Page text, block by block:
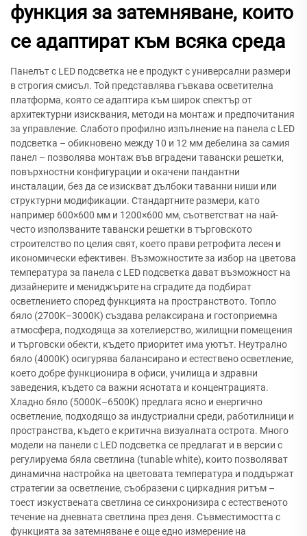
функция за затемняване, които
се адаптират към всяка среда
Панелът с LED подсветка не е продукт с универсални размери
в строгия смисъл. Той представлява гъвкава осветителна
платформа, която се адаптира към широк спектър от
архитектурни изисквания, методи на монтаж и предпочитания
за управление. Слабото профилно изпълнение на панела с LED
подсветка – обикновено между 10 и 12 мм дебелина за самия
панел – позволява монтаж във вградени тавански решетки,
повърхностни конфигурации и окачени пандантни
инсталации, без да се изискват дълбоки таванни ниши или
структурни модификации. Стандартните размери, като
например 600×600 мм и 1200×600 мм, съответстват на най-
често използваните тавански решетки в търговското
строителство по целия свят, което прави ретрофита лесен и
икономически ефективен. Възможностите за избор на цветова
температура за панела с LED подсветка дават възможност на
дизайнерите и мениджърите на сградите да подбират
осветлението според функцията на пространството. Топло
бяло (2700K–3000K) създава релаксирана и гостоприемна
атмосфера, подходяща за хотелиерство, жилищни помещения
и търговски обекти, където приоритет има уютът. Неутрално
бяло (4000K) осигурява балансирано и естествено осветление,
което добре функционира в офиси, училища и здравни
заведения, където са важни яснотата и концентрацията.
Хладно бяло (5000K–6500K) предлага ясно и енергично
осветление, подходящо за индустриални среди, работилници и
пространства, където е критична визуалната острота. Много
модели на панели с LED подсветка се предлагат и в версии с
регулируема бяла светлина (tunable white), които позволяват
динамична настройка на цветовата температура и поддържат
стратегии за осветление, съобразени с циркадния ритъм –
тоест изкуствената светлина се синхронизира с естественото
течение на дневната светлина през деня. Съвместимостта с
функцията за затемняване е още едно измерение на